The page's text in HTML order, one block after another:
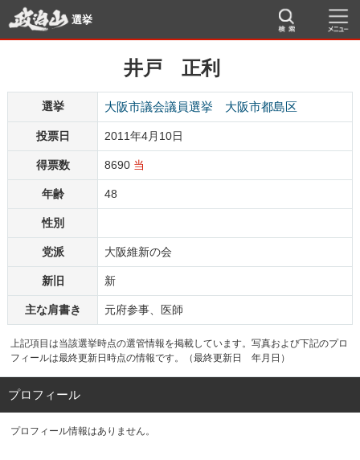
選挙
井戸 正利
選挙 大阪市議会議員選挙 大阪市都島区
投票日 2011年4月10日
得票数 8690 当
年齢 48
性別
党派 大阪維新の会
新旧 新
主な肩書き 元府参事、医師
上記項目は当該選挙時点の選管情報を掲載しています。写真および下記のプロ
フィールは最終更新日時点の情報です。（最終更新日 年月日）
プロフィール
プロフィール情報はありません。